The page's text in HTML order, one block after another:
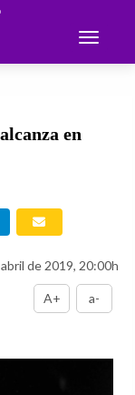
Toggle
en
de 2019, 20:00h
A+ a-